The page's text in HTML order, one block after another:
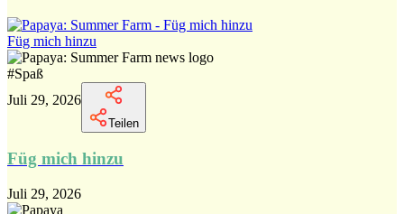
Füg mich hinzu
#Spaß
Juli 29, 2026
Teilen
Füg mich hinzu
Juli 29, 2026